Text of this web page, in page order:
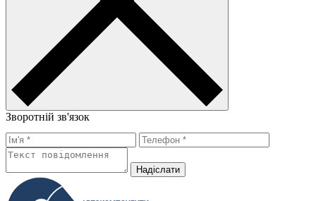
Зворотній зв'язок
Надiслати